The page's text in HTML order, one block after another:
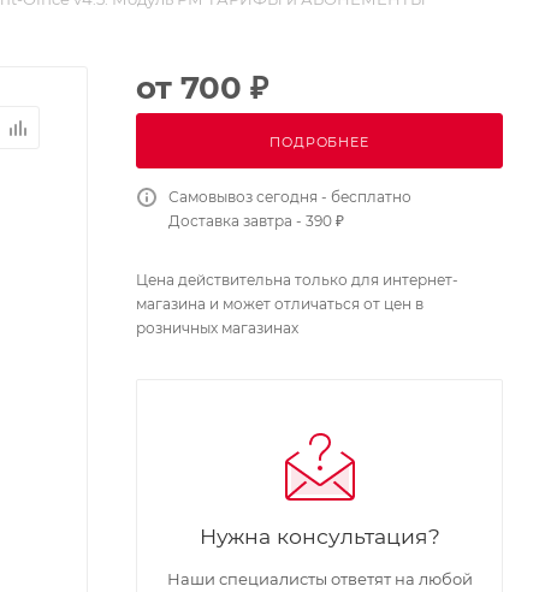
от 700 ₽
ПОДРОБНЕЕ
Самовывоз сегодня - бесплатно
Доставка завтра - 390 ₽
Цена действительна только для интернет-
магазина и может отличаться от цен в
розничных магазинах
Нужна консультация?
Наши специалисты ответят на любой